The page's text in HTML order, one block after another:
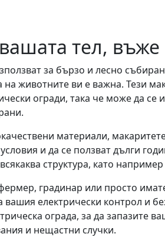
тел, въже
за бързо и лесно
на животните ви е важна. Тези
огради, така че може да
материали,
и да се ползват дълги
структура, като
градинар или просто
електрически контрол и
ограда, за да запазите
и нещастни случки.